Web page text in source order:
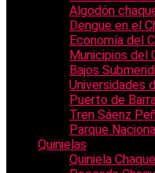
Algodón
Dengue en el
Economía del
Municipios del
Bajos
Universidades
Puerto de
Tren Sáenz
Parque
Quinielas
Quiniela